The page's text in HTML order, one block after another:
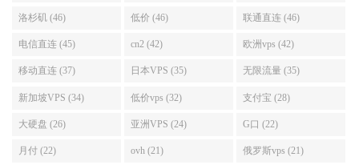
洛杉矶 (46) 低价 (46) 联通直连 (46)
电信直连 (45) cn2 (42) 欧洲vps (42)
移动直连 (37) 日本VPS (35) 无限流量 (35)
新加坡VPS (34) 低价vps (32) 支付宝 (28)
大硬盘 (26) 亚洲VPS (24) G口 (22)
月付 (22) ovh (21) 俄罗斯vps (21)